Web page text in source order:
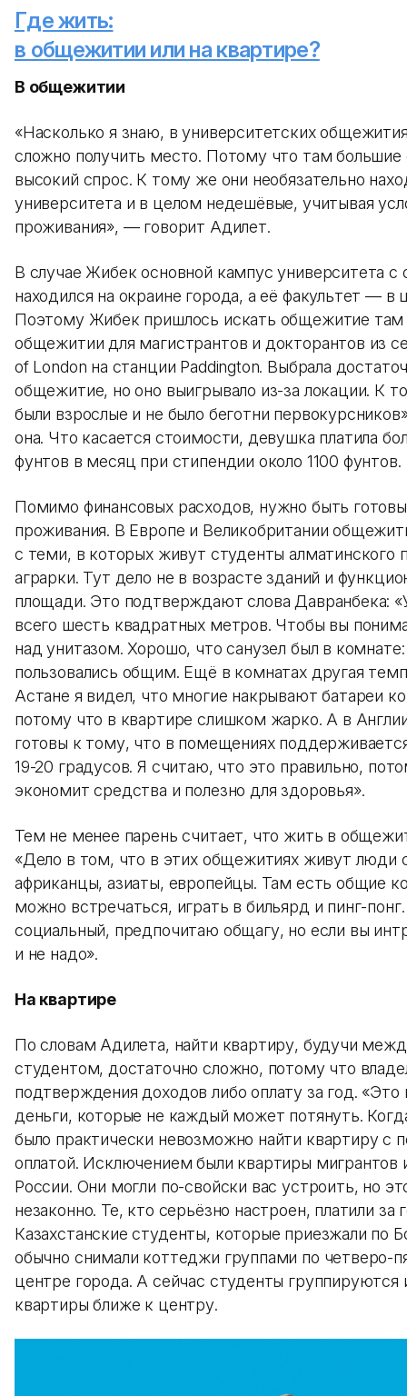
Где жить:
в общежитии или на квартире?
В общежитии
«Насколько я знаю, в университетских
сложно получить место. Потому что там большие
высокий спрос. К тому же они необязательно
университета и в целом недешёвые, учитывая
проживания», — говорит Адилет.
В случае Жибек основной кампус университета
находился на окраине города, а её факультет — в
Поэтому Жибек пришлось искать общежитие там
общежитии для магистрантов и докторантов из
of London на станции Paddington. Выбрала
общежитие, но оно выигрывало из-за локации. К
были взрослые и не было беготни
она. Что касается стоимости, девушка платила
фунтов в месяц при стипендии около 1100 фунтов.
Помимо финансовых расходов, нужно быть
проживания. В Европе и Великобритании
с теми, в которых живут студенты алматинского
аграрки. Тут дело не в возрасте зданий и
площади. Это подтверждают слова Давранбека:
всего шесть квадратных метров. Чтобы вы
над унитазом. Хорошо, что санузел был в
пользовались общим. Ещё в комнатах другая
Астане я видел, что многие накрывают батареи
потому что в квартире слишком жарко. А в
готовы к тому, что в помещениях
19-20 градусов. Я считаю, что это правильно,
экономит средства и полезно для здоровья».
Тем не менее парень считает, что жить в
«Дело в том, что в этих общежитиях живут люди
африканцы, азиаты, европейцы. Там есть общие
можно встречаться, играть в бильярд и пинг-
социальный, предпочитаю общагу, но если вы
и не надо».
На квартире
По словам Адилета, найти квартиру, будучи
студентом, достаточно сложно, потому что
подтверждения доходов либо оплату за год. «Это
деньги, которые не каждый может потянуть.
было практически невозможно найти квартиру с
оплатой. Исключением были квартиры мигрантов
России. Они могли по-свойски вас устроить, но
незаконно. Те, кто серьёзно настроен, платили за
Казахстанские студенты, которые приезжали по
обычно снимали коттеджи группами по четверо-
центре города. А сейчас студенты
квартиры ближе к центру.